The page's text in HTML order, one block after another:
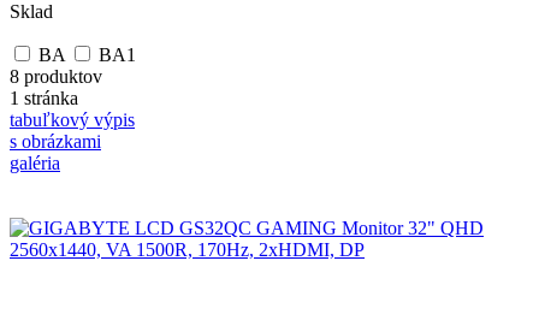
Sklad
BA
BA1
8 produktov
1 stránka
tabuľkový výpis
s obrázkami
galéria